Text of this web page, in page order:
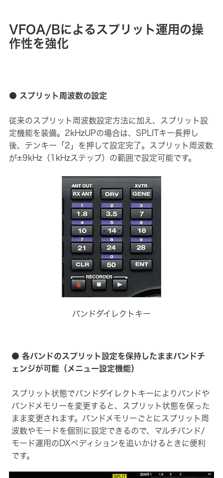
VFOA/Bによるスプリット運用の操
作性を強化
● スプリット周波数の設定
従来のスプリット周波数設定方法に加え、スプリット設
定機能を装備。2kHzUPの場合は、SPLITキー長押し
後、テンキー「2」を押して設定完了。スプリット周波数
が±9kHz（1kHzステップ）の範囲で設定可能です。
バンドダイレクトキー
● 各バンドのスプリット設定を保持したままバンドチ
ェンジが可能（メニュー設定機能）
スプリット状態でバンドダイレクトキーによりバンドや
バンドメモリーを変更すると、スプリット状態を保った
まま変更されます。バンドメモリーごとにスプリット周
波数やモードを個別に設定できるので、マルチバンド/
モード運用のDXペディションを追いかけるときに便利
です。